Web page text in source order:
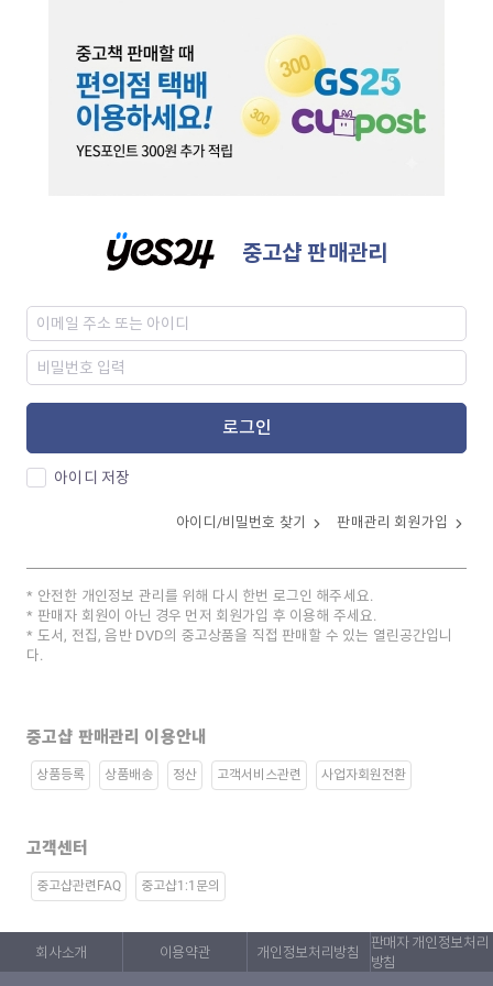
중고샵 판매관리
로그인
아이디 저장
아이디/비밀번호 찾기 판매관리 회원가입
안전한 개인정보 관리를 위해 다시 한번 로그인 해주세요.
판매자 회원이 아닌 경우 먼저 회원가입 후 이용해 주세요.
도서, 전집, 음반 DVD의 중고상품을 직접 판매할 수 있는 열린공간입니
다.
중고샵 판매관리 이용안내
상품등록 상품배송 정산 고객서비스관련 사업자회원전환
고객센터
중고샵관련FAQ 중고샵1:1문의
회사소개 이용약관 개인정보처리방침
판매자 개인정보처리
방침